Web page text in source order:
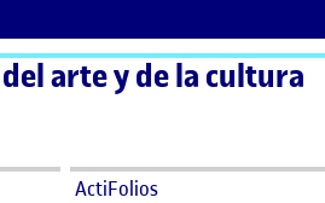
arte y de la cultura
ActiFolios